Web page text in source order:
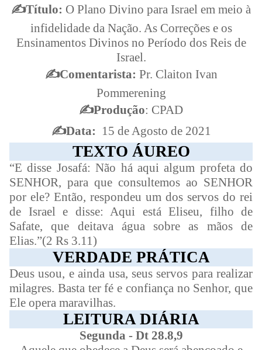
✍️Título: O Plano Divino para Israel em meio à
infidelidade da Nação. As Correções e os
Ensinamentos Divinos no Período dos Reis de
Israel.
✍️Comentarista: Pr. Claiton Ivan
Pommerening
✍️Produção: CPAD
✍️Data: 15 de Agosto de 2021
TEXTO ÁUREO
“E disse Josafá: Não há aqui algum profeta do
SENHOR, para que consultemos ao SENHOR
por ele? Então, respondeu um dos servos do rei
de Israel e disse: Aqui está Eliseu, filho de
Safate, que deitava água sobre as mãos de
Elias.”(2 Rs 3.11)
VERDADE PRÁTICA
Deus usou, e ainda usa, seus servos para realizar
milagres. Basta ter fé e confiança no Senhor, que
Ele opera maravilhas.
LEITURA DIÁRIA
Segunda - Dt 28.8,9